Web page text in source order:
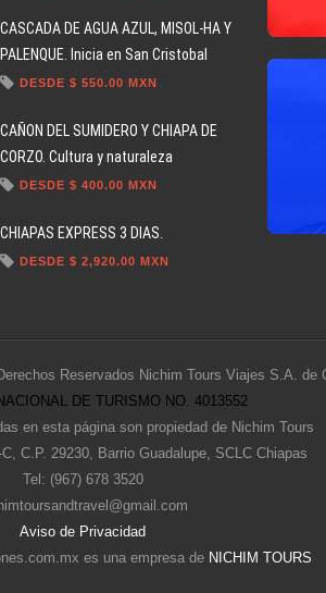
CASCADA DE AGUA AZUL, MISOL-HA Y
PALENQUE. Inicia en San Cristobal
DESDE $ 550.00 MXN
CAÑON DEL SUMIDERO Y CHIAPA DE
CORZO. Cultura y naturaleza
DESDE $ 400.00 MXN
CHIAPAS EXPRESS 3 DIAS.
DESDE $ 2,920.00 MXN
Reservados Nichim Tours Viajes S.A. de
DE TURISMO NO. 4013552
en esta página son propiedad de Nichim Tours
C.P. 29230, Barrio Guadalupe, SCLC Chiapas
Tel: (967) 678 3520
Aviso de Privacidad
es una empresa de NICHIM TOURS